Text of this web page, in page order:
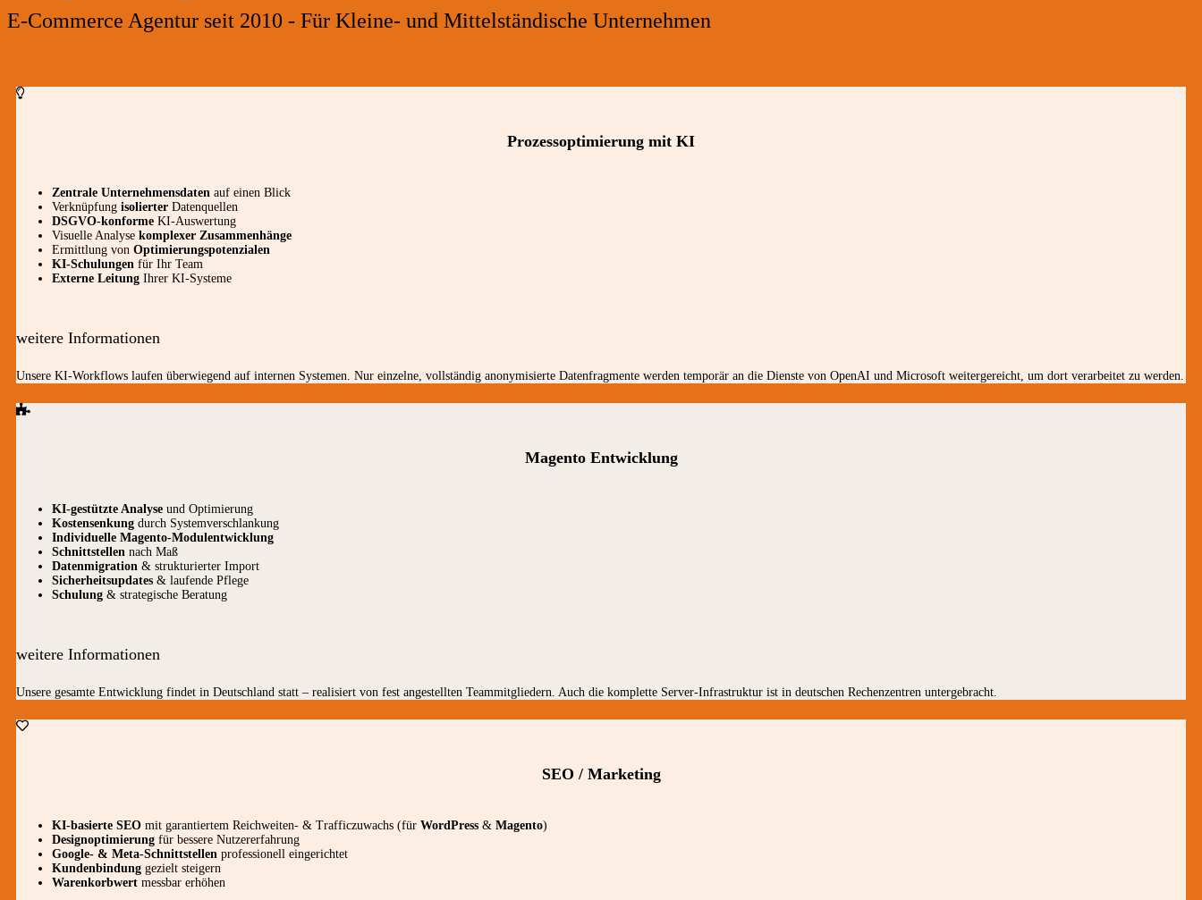
E-Commerce Agentur seit 2010 - Für Kleine- und Mittelständische Unternehmen
Prozessoptimierung mit KI
Zentrale Unternehmensdaten auf einen Blick
Verknüpfung isolierter Datenquellen
DSGVO-konforme KI-Auswertung
Visuelle Analyse komplexer Zusammenhänge
Ermittlung von Optimierungspotenzialen
KI-Schulungen für Ihr Team
Externe Leitung Ihrer KI-Systeme
weitere Informationen
Unsere KI-Workflows laufen überwiegend auf internen Systemen. Nur einzelne, vollständig anonymisierte Datenfragmente werden temporär an die Dienste von OpenAI und Microsoft weitergereicht, um dort verarbeitet zu werden.
Magento Entwicklung
KI-gestützte Analyse und Optimierung
Kostensenkung durch Systemverschlankung
Individuelle Magento-Modulentwicklung
Schnittstellen nach Maß
Datenmigration & strukturierter Import
Sicherheitsupdates & laufende Pflege
Schulung & strategische Beratung
weitere Informationen
Unsere gesamte Entwicklung findet in Deutschland statt – realisiert von fest angestellten Teammitgliedern. Auch die komplette Server-Infrastruktur ist in deutschen Rechenzentren untergebracht.
SEO / Marketing
KI-basierte SEO mit garantiertem Reichweiten- & Trafficzuwachs (für WordPress & Magento)
Designoptimierung für bessere Nutzererfahrung
Google- & Meta-Schnittstellen professionell eingerichtet
Kundenbindung gezielt steigern
Warenkorbwert messbar erhöhen